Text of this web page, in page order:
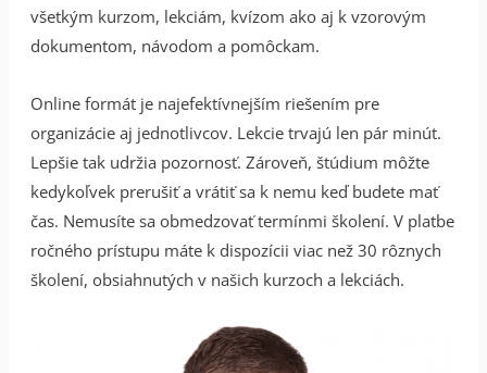
všetkým kurzom, lekciám, kvízom ako aj k vzorovým
dokumentom, návodom a pomôckam.
Online formát je najefektívnejším riešením pre
organizácie aj jednotlivcov. Lekcie trvajú len pár minút.
Lepšie tak udržia pozornosť. Zároveň, štúdium môžte
kedykoľvek prerušiť a vrátiť sa k nemu keď budete mať
čas. Nemusíte sa obmedzovať termínmi školení. V platbe
ročného prístupu máte k dispozícii viac než 30 rôznych
školení, obsiahnutých v našich kurzoch a lekciách.